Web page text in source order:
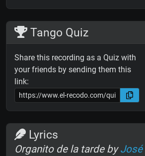
Tango Quiz
Share this recording as a Quiz with
your friends by sending them this
link:
Lyrics
Organito de la tarde byJosé